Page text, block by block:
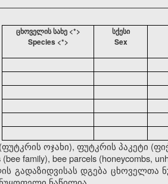
ცხოველის სახე <*>
Species <*>
სქესი
Sex
ოჯახი), ფუტკრის პაკეტი
(bee family), bee parcels (honeycombs,
გადაზიდვისას დგება